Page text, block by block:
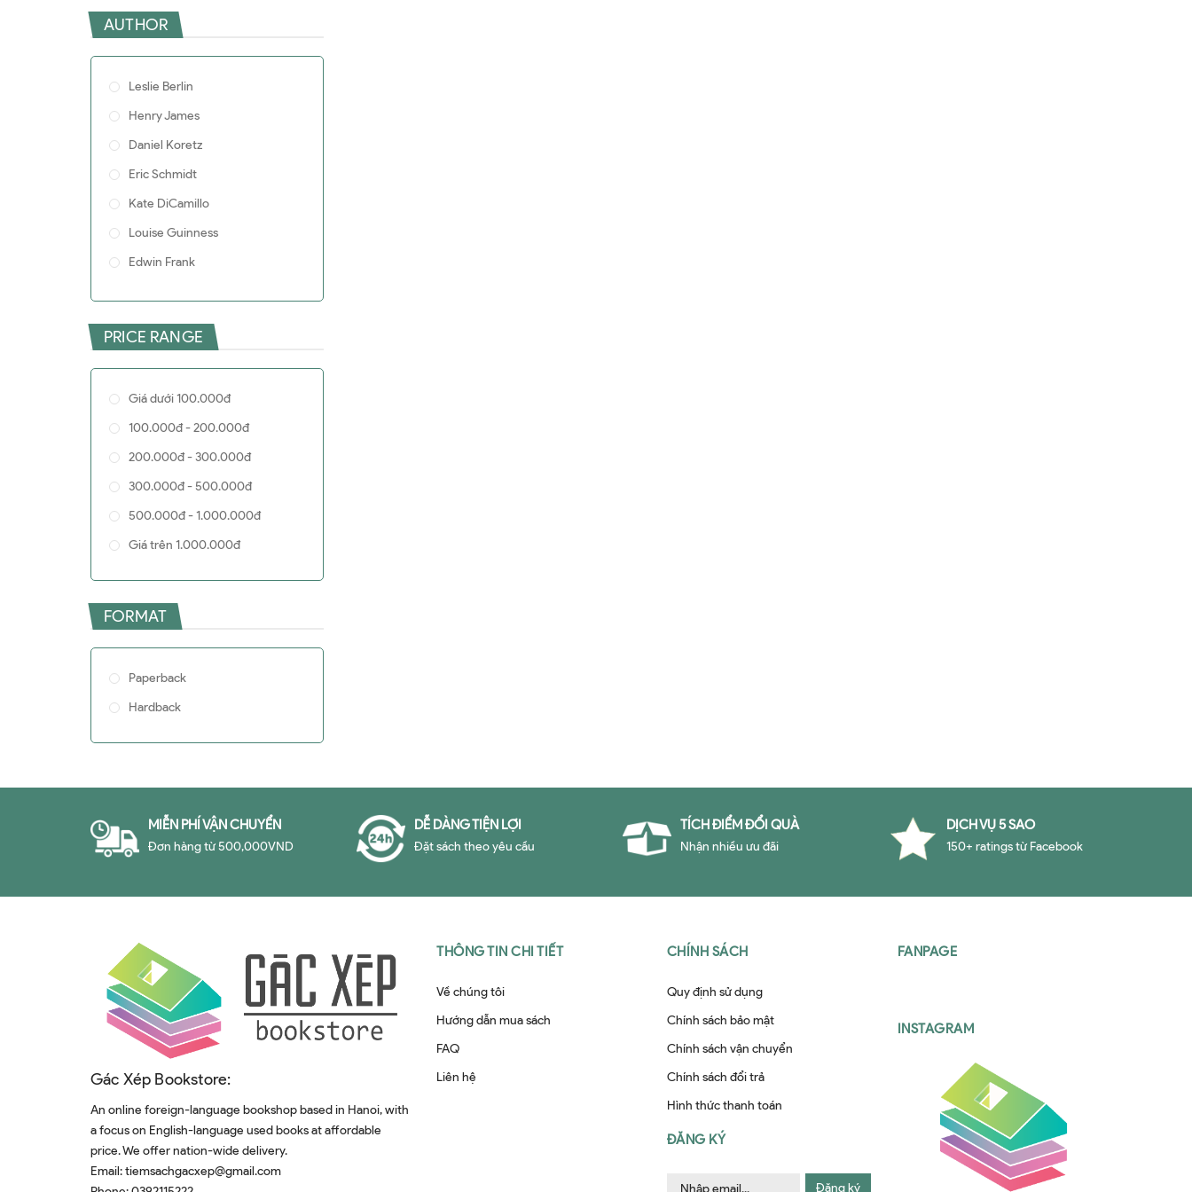
AUTHOR
Leslie Berlin
Henry James
Daniel Koretz
Eric Schmidt
Kate DiCamillo
Louise Guinness
Edwin Frank
Ashlee Vance
Jack Welch
Alexis Ohanian
W. Chan Kim
Stephen Witt
Joli Jensen
W.K.C. Guthrie
Robert Whitaker
Robert L. Moore
W.G. Sebald
Junko Takase
Paul C.W. Davies
Andrey Kurkov
Jay Wright
James Hogg
Ismail Kadare
Robert Macfarlane
PRICE RANGE
Giá dưới 100.000đ
100.000đ - 200.000đ
200.000đ - 300.000đ
300.000đ - 500.000đ
500.000đ - 1.000.000đ
Giá trên 1.000.000đ
FORMAT
Paperback
Hardback
MIỄN PHÍ VẬN CHUYỂN
Đơn hàng từ 500,000VND
DỄ DÀNG TIỆN LỢI
Đặt sách theo yêu cầu
TÍCH ĐIỂM ĐỔI QUÀ
Nhận nhiều ưu đãi
DỊCH VỤ 5 SAO
150+ ratings từ Facebook
Gác Xép Bookstore:
An online foreign-language bookshop based in Hanoi, with
a focus on English-language used books at affordable
price. We offer nation-wide delivery.
Email:tiemsachgacxep@gmail.com
THÔNG TIN CHI TIẾT
Về chúng tôi
Hướng dẫn mua sách
FAQ
Liên hệ
CHÍNH SÁCH
Quy định sử dụng
Chính sách bảo mật
Chính sách vận chuyển
Chính sách đổi trả
Hình thức thanh toán
ĐĂNG KÝ
Đăng ký
FANPAGE
INSTAGRAM